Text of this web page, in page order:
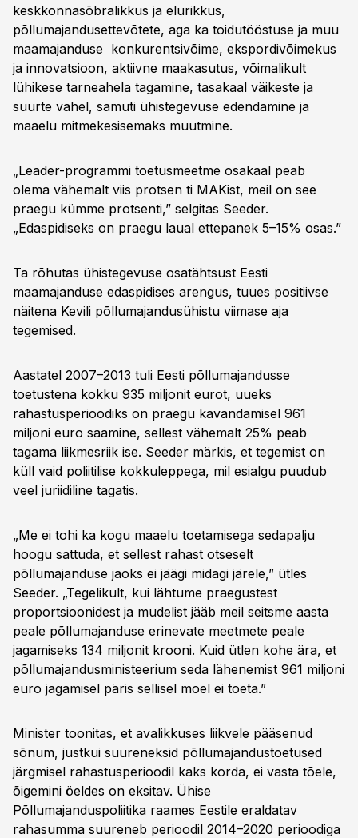
keskkonnasõbralikkus ja elurikkus,
põllumajandusettevõtete, aga ka toidutööstuse ja muu
maamajanduse konkurentsivõime, ekspordivõimekus
ja innovatsioon, aktiivne maakasutus, võimalikult
lühikese tarneahela tagamine, tasakaal väikeste ja
suurte vahel, samuti ühistegevuse edendamine ja
maaelu mitmekesisemaks muutmine.
„Leader-programmi toetusmeetme osakaal peab
olema vähemalt viis protsen ti MAKist, meil on see
praegu kümme protsenti,” selgitas Seeder.
„Edaspidiseks on praegu laual ettepanek 5–15% osas.”
Ta rõhutas ühistegevuse osatähtsust Eesti
maamajanduse edaspidises arengus, tuues positiivse
näitena Kevili põllumajandusühistu viimase aja
tegemised.
Aastatel 2007–2013 tuli Eesti põllumajandusse
toetustena kokku 935 miljonit eurot, uueks
rahastusperioodiks on praegu kavandamisel 961
miljoni euro saamine, sellest vähemalt 25% peab
tagama liikmesriik ise. Seeder märkis, et tegemist on
küll vaid poliitilise kokkuleppega, mil esialgu puudub
veel juriidiline tagatis.
„Me ei tohi ka kogu maaelu toetamisega sedapalju
hoogu sattuda, et sellest rahast otseselt
põllumajanduse jaoks ei jäägi midagi järele,” ütles
Seeder. „Tegelikult, kui lähtume praegustest
proportsioonidest ja mudelist jääb meil seitsme aasta
peale põllumajanduse erinevate meetmete peale
jagamiseks 134 miljonit krooni. Kuid ütlen kohe ära, et
põllumajandusministeerium seda lähenemist 961 miljoni
euro jagamisel päris sellisel moel ei toeta.”
Minister toonitas, et avalikkuses liikvele pääsenud
sõnum, justkui suureneksid põllumajandustoetused
järgmisel rahastusperioodil kaks korda, ei vasta tõele,
õigemini öeldes on eksitav. Ühise
Põllumajanduspoliitika raames Eestile eraldatav
rahasumma suureneb perioodil 2014–2020 perioodiga